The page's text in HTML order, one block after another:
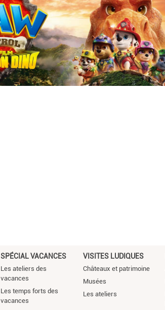
SPÉCIAL VACANCES
Les ateliers des
vacances
Les temps forts des
vacances
VISITES LUDIQUES
Châteaux et patrimoine
Musées
Les ateliers